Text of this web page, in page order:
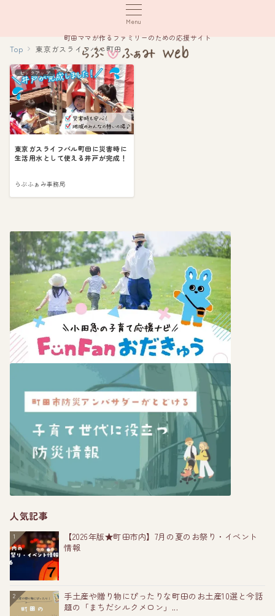
Menu
町田ママが作るファミリーのための応援サイト
Top 東京ガスライフバル町田
ピックアップ
東京ガスライフバル町田に災害時に
生活用水として使える井戸が完成！
らぶふぁみ事務局
人気記事
1
【2026年版★町田市内】7月の夏のお祭り・イベント
情報
2
手土産や贈り物にぴったりな町田のお土産10選と今話
題の「まちだシルクメロン」...